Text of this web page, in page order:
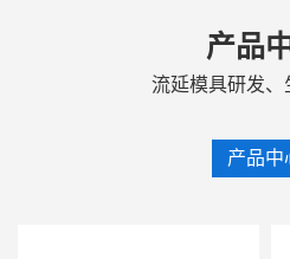
产品
流延模具研发、
产品中